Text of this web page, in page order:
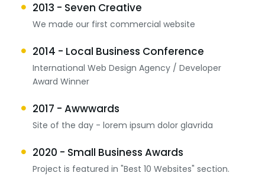
2013 - Seven Creative
We made our first commercial website
2014 - Local Business Conference
International Web Design Agency / Developer
Award Winner
2017 - Awwwards
Site of the day - lorem ipsum dolor glavrida
2020 - Small Business Awards
Project is featured in "Best 10 Websites" section.